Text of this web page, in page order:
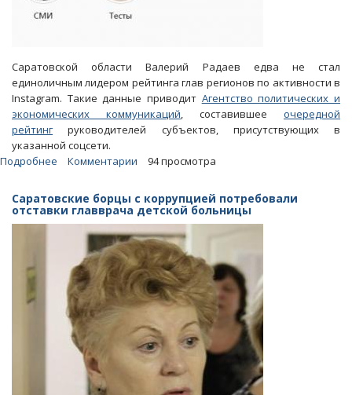
Саратовской области Валерий Радаев едва не стал
единоличным лидером рейтинга глав регионов по активности в
Instagram. Такие данные приводит Агентство политических и
экономических коммуникаций, составившее очередной
рейтинг руководителей субъектов, присутствующих в
указанной соцсети.
Подробнее
Радаев
едва
не
губернатором-
инстаблогером
номер
один
Комментарии 94 просмотра
Саратовские борцы с коррупцией потребовали
отставки главврача детской больницы